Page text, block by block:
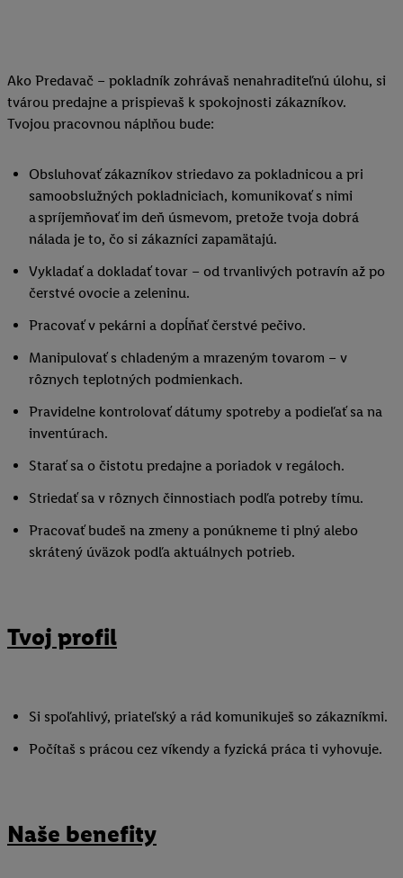
Ako Predavač – pokladník zohrávaš nenahraditeľnú úlohu, si
tvárou predajne a prispievaš k spokojnosti zákazníkov.
Tvojou pracovnou náplňou bude:
Obsluhovať zákazníkov striedavo za pokladnicou a pri
samoobslužných pokladniciach, komunikovať s nimi
a spríjemňovať im deň úsmevom, pretože tvoja dobrá
nálada je to, čo si zákazníci zapamätajú.
Vykladať a dokladať tovar – od trvanlivých potravín až po
čerstvé ovocie a zeleninu.
Pracovať v pekárni a dopĺňať čerstvé pečivo.
Manipulovať s chladeným a mrazeným tovarom – v
rôznych teplotných podmienkach.
Pravidelne kontrolovať dátumy spotreby a podieľať sa na
inventúrach.
Starať sa o čistotu predajne a poriadok v regáloch.
Striedať sa v rôznych činnostiach podľa potreby tímu.
Pracovať budeš na zmeny a ponúkneme ti plný alebo
skrátený úväzok podľa aktuálnych potrieb.
Tvoj profil
Si spoľahlivý, priateľský a rád komunikuješ so zákazníkmi.
Počítaš s prácou cez víkendy a fyzická práca ti vyhovuje.
Naše benefity